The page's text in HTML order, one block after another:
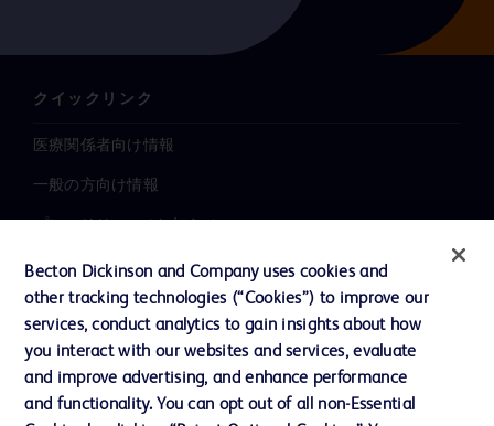
クイックリンク
医療関係者向け情報
一般の方向け情報
プレスリリース / お知らせ
インクルージョン、ダイバー
シティ ＆ エクイティ
投資家向け情報（英語）
会社案内
Becton Dickinson and Company uses cookies and
other tracking technologies (“Cookies”) to improve our
services, conduct analytics to gain insights about how
you interact with our websites and services, evaluate
and improve advertising, and enhance performance
and functionality. You can opt out of all non-Essential